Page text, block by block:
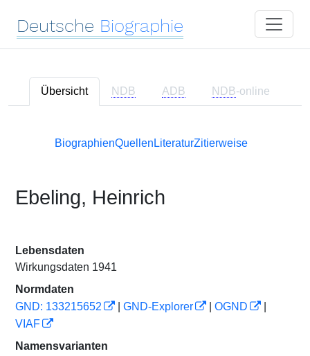
Deutsche Biographie
Übersicht NDB ADB NDB-online
BiographienQuellen LiteraturZitierweise
Ebeling, Heinrich
Lebensdaten
Wirkungsdaten 1941
Normdaten
GND: 133215652
GND-Explorer OGND
VIAF
Namensvarianten